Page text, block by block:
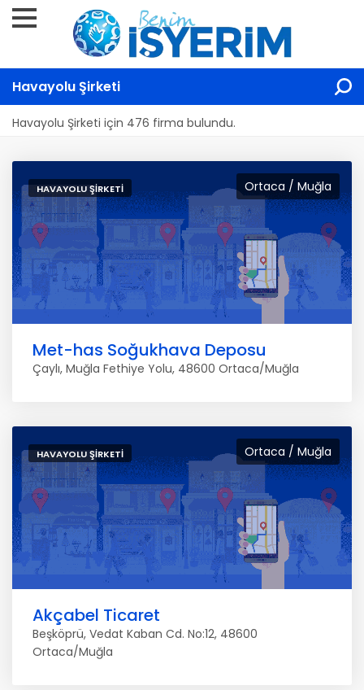
Havayolu Şirketi
Havayolu Şirketi için 476 firma bulundu.
Ortaca / Muğla
HAVAYOLU ŞIRKETI
Met-has Soğukhava Deposu
Çaylı, Muğla Fethiye Yolu, 48600 Ortaca/Muğla
Ortaca / Muğla
HAVAYOLU ŞIRKETI
Akçabel Ticaret
Beşköprü, Vedat Kaban Cd. No:12, 48600
Ortaca/Muğla